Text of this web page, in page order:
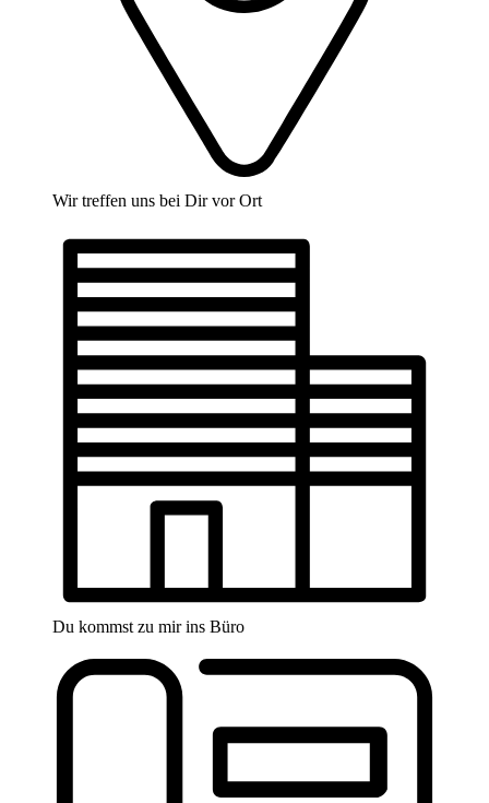
Wir treffen uns bei Dir vor Ort
Du kommst zu mir ins Büro